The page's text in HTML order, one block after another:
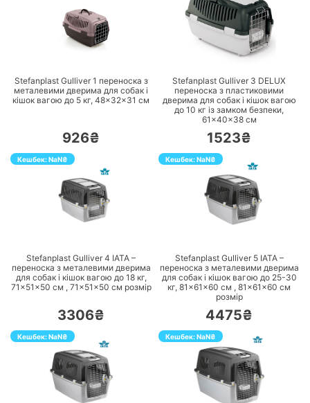
Stefanplast Gulliver 1 переноска з
металевими дверима для собак і
кішок вагою до 5 кг, 48×32×31 см
926₴
ПЕРЕЙТИ
Stefanplast Gulliver 3 DELUX
переноска з пластиковими
дверима для собак і кішок вагою
до 10 кг із замком безпеки,
61×40×38 см
1523₴
Кешбек:NaN₴
Stefanplast Gulliver 4 IATA –
переноска з металевими дверима
для собак і кішок вагою до 18 кг,
71×51×50 см , 71×51×50 см розмір
3306₴
Кешбек:NaN₴
Stefanplast Gulliver 5 IATA –
переноска з металевими дверима
для собак і кішок вагою до 25-30
кг, 81×61×60 см , 81×61×60 см
розмір
4475₴
Кешбек:NaN₴ Кешбек:NaN₴